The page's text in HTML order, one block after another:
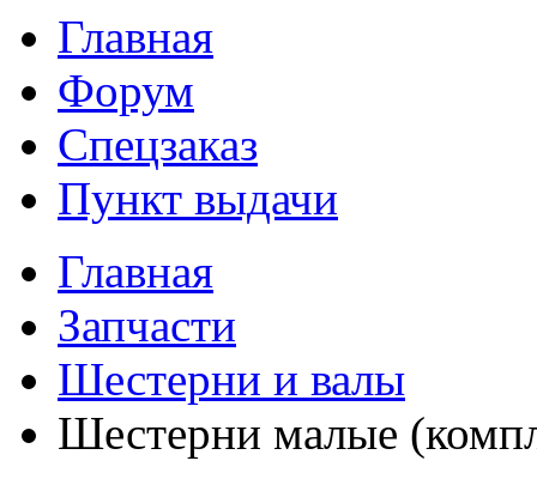
Главная
Форум
Спецзаказ
Пункт выдачи
Главная
Запчасти
Шестерни и валы
Шестерни малые